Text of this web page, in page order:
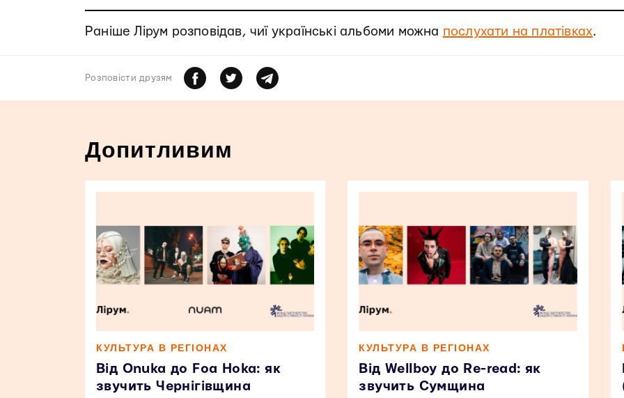
Раніше Лірум розповідав, чиї українські альбоми можна послухати на платівках.
Розповiсти друзям
Допитливим
КУЛЬТУРА В РЕГІОНАХ
Від Onuka до Foa Hoka: як
звучить Чернігівщина
КУЛЬТУРА В РЕГІОНАХ
Від Wellboy до Re-read: як
звучить Сумщина